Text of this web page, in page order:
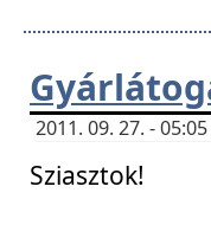
2011. 09. 27. -
Sziasztok!